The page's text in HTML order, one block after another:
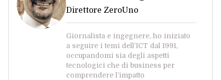
Direttore ZeroUno
Giornalista e ingegnere, ho iniziato
a seguire i temi dell’ICT dal 1991,
occupandomi sia degli aspetti
tecnologici che di business per
comprendere l’impatto